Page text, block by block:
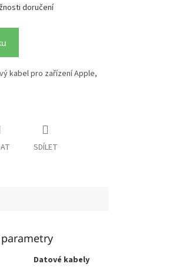
doručení
kabel pro zařízení Apple,
SDÍLET
Datové kabely